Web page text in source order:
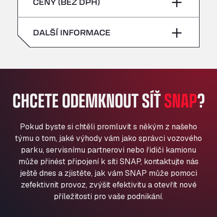
All 4 Trucks
American Truck Wash
Av. des Etats-Unis 90, 6041
AP7 Salida 2, C/ Bassegoda, 4, 17700
Andamur Pamplona
A-15 Salida Imarcoain, 31119
Andamur San Roman II
Aut A1 Exit 385, 01207
Anglia Motel
Washway Road, PE12 8LT
Anpol Sp. z o.o.
Ul. Torunska 147, 85884
neděle –
neděle –
DALŠÍ INFORMACE
CHCETE ODEMKNOUT SÍŤSNAP?
Pokud byste si chtěli promluvit s někým z našeho
týmu o tom, jaké výhody vám jako správci vozového
parku, servisnímu partnerovi nebo řidiči kamionu
může přinést připojení k síti SNAP, kontaktujte nás
ještě dnes a zjistěte, jak vám SNAP může pomoci
zefektivnit provoz, zvýšit efektivitu a otevřít nové
příležitosti pro vaše podnikání.